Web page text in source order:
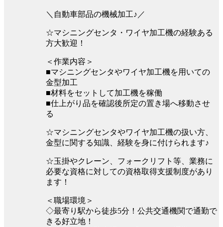
＼自動車部品の機械加工♪／
☆マシニングセンタ・ワイヤ加工機の経験ある
方大歓迎！
＜作業内容＞
■マシニングセンタやワイヤ加工機を用いての
金型加工
■材料をセットして加工機を稼働
■仕上がり品を確認後所定の置き場へ移動させ
る
☆マシニングセンタやワイヤ加工機の扱い方、
金型に関する知識、経験を身に付けられます♪
☆玉掛やクレーン、フォークリフト等、業務に
必要な資格に対しての資格取得支援制度があり
ます！
＜職場環境＞
◇最寄り駅から徒歩5分！公共交通機関で通勤で
きる好立地！